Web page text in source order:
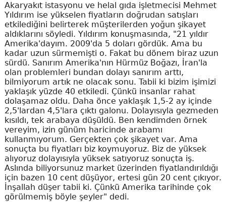
Akaryakıt istasyonu ve helal gıda işletmecisi Mehmet
Yıldırım ise yükselen fiyatların doğrudan satışları
etkilediğini belirterek müşterilerden yoğun şikayet
aldıklarını söyledi. Yıldırım konuşmasında, "21 yıldır
Amerika'dayım. 2009'da 5 doları gördük. Ama bu
kadar uzun sürmemişti o. Fakat bu dönem biraz uzun
sürdü. Sanırım Amerika'nın Hürmüz Boğazı, İran'la
olan problemleri bundan dolayı sanırım arttı,
bilmiyorum artık ne olacak sonu. Tabii ki bizim işimizi
yaklaşık yüzde 40 etkiledi. Çünkü insanlar rahat
dolaşamaz oldu. Daha önce yaklaşık 1,5-2 ay içinde
2,5'lardan 4,5'lara çıktı galonu. Dolayısıyla gezmeden
kısıldı, tek arabaya düşüldü. Ben kendimden örnek
vereyim, izin günüm haricinde arabamı
kullanmıyorum. Gerçekten çok şikayet var. Ama
sonuçta bu fiyatları biz koymuyoruz. Biz de yüksek
alıyoruz dolayısıyla yüksek satıyoruz sonuçta iş.
Aslında biliyorsunuz market üzerinden fiyatlandırıldığı
için bazen 10 cent düşüyor, ertesi gün 20 cent çıkıyor.
İnşallah düşer tabii ki. Çünkü Amerika tarihinde çok
görülmemiş böyle şeyler" dedi.